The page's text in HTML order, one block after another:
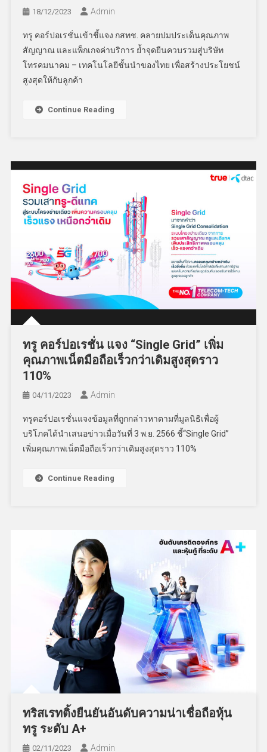
18/12/2023 Admin
ทรู คอร์ปอเรชั่นเข้าชี้แจง กสทช. คลายปมประเด็นคุณภาพ
สัญญาณ และแพ็กเกจค่าบริการ ย้ำจุดยืนควบรวมสู่บริษัท
โทรคมนาคม – เทคโนโลยีชั้นนำของไทย เพื่อสร้างประโยชน์
สูงสุดให้กับลูกค้า
Continue Reading
ทรู คอร์ปอเรชั่น แจง “Single Grid” เพิ่ม
คุณภาพเน็ตมือถือเร็วกว่าเดิมสูงสุดราว
110%
04/11/2023 Admin
ทรูคอร์ปอเรชั่นแจงข้อมูลที่ถูกกล่าวหาตามที่มูลนิธิเพื่อผู้
บริโภคได้นำเสนอข่าวเมื่อวันที่ 3 พ.ย. 2566 ชี้“Single Grid”
เพิ่มคุณภาพเน็ตมือถือเร็วกว่าเดิมสูงสุดราว 110%
Continue Reading
ทริสเรทติ้งยืนยันอันดับความน่าเชื่อถือหุ้น
ทรู ระดับ A+
02/11/2023 Admin